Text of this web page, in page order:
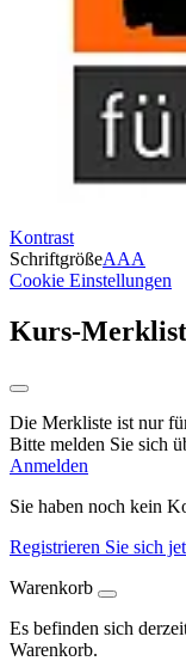
Kontrast
SchriftgrößeAAA
Cookie Einstellungen
Kurs-
Die Merkliste ist nur
Bitte melden Sie sich
Anmelden
Sie haben noch kein
Registrieren Sie sich
Warenkorb
Es befinden sich
Warenkorb.